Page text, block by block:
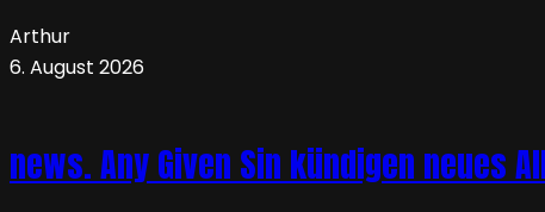
Arthur
6. August 2026
news. Any Given Sin kündigen neues